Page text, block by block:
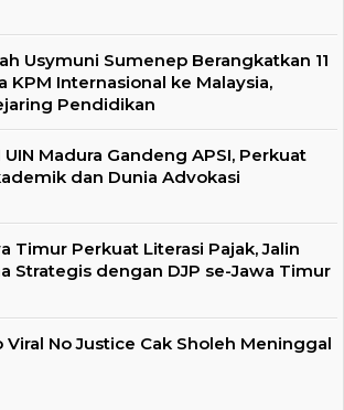
Usymuni Sumenep Berangkatkan 11
KPM Internasional ke Malaysia,
Pendidikan
UIN Madura Gandeng APSI, Perkuat
dan Dunia Advokasi
Timur Perkuat Literasi Pajak, Jalin
Strategis dengan DJP se-Jawa Timur
Viral No Justice Cak Sholeh Meninggal